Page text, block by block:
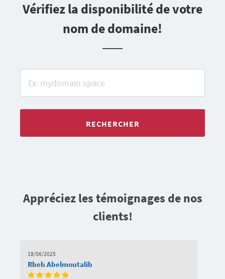
Vérifiez la disponibilité de votre
nom de domaine!
RECHERCHER
Appréciez les témoignages de nos
clients!
18/06/2025
Rbeh Abelmoutalib